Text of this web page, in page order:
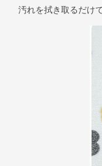
汚れを拭き取るだけ